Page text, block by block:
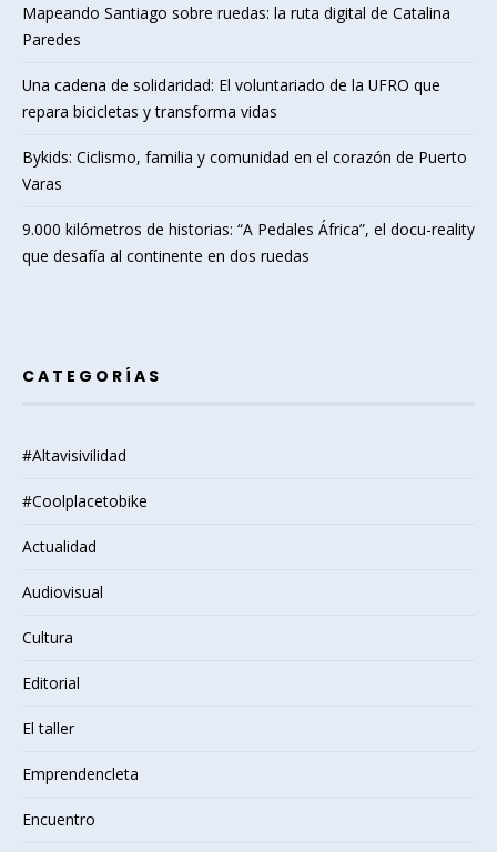
Mapeando Santiago sobre ruedas: la ruta digital de Catalina
Paredes
Una cadena de solidaridad: El voluntariado de la UFRO que
repara bicicletas y transforma vidas
Bykids: Ciclismo, familia y comunidad en el corazón de Puerto
Varas
9.000 kilómetros de historias: “A Pedales África”, el docu-reality
que desafía al continente en dos ruedas
CATEGORÍAS
#Altavisivilidad
#Coolplacetobike
Actualidad
Audiovisual
Cultura
Editorial
El taller
Emprendencleta
Encuentro